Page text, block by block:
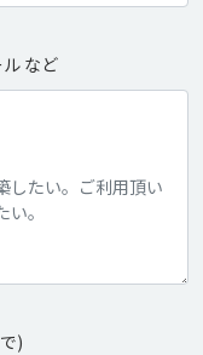
など
)